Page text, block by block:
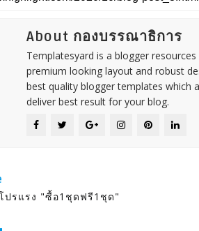
About กองบรรณาธิการ
Templatesyard is a blogger
premium looking layout and robust
best quality blogger templates which
deliver best result for your blog.
ปรแรง "ซื้อ1ชุดฟรี1ชุด"